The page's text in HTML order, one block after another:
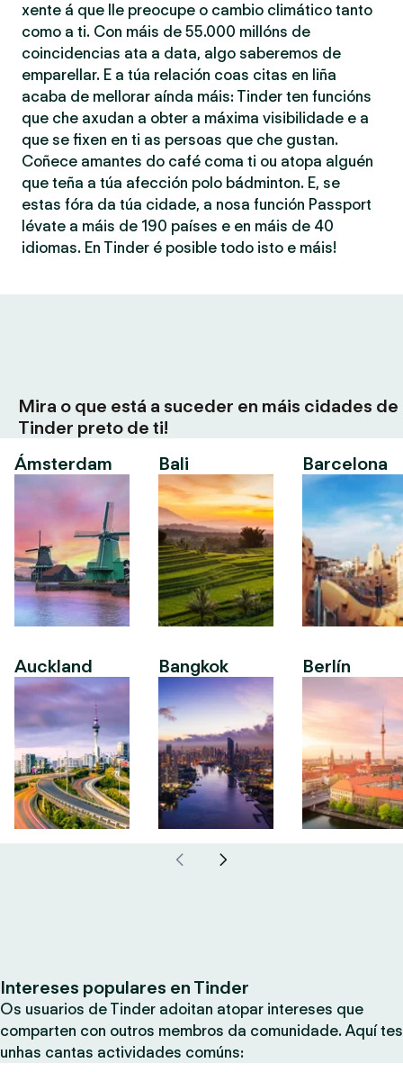
xente á que lle preocupe o cambio climático tanto
como a ti. Con máis de 55.000 millóns de
coincidencias ata a data, algo saberemos de
emparellar. E a túa relación coas citas en liña
acaba de mellorar aínda máis: Tinder ten funcións
que che axudan a obter a máxima visibilidade e a
que se fixen en ti as persoas que che gustan.
Coñece amantes do café coma ti ou atopa alguén
que teña a túa afección polo bádminton. E, se
estas fóra da túa cidade, a nosa función Passport
lévate a máis de 190 países e en máis de 40
idiomas. En Tinder é posible todo isto e máis!
Mira o que está a suceder en máis cidades de
Tinder preto de ti!
Ámsterdam
Auckland
Bali
Bangkok
Barcelona
Berlín
Intereses populares en Tinder
Os usuarios de Tinder adoitan atopar intereses que
comparten con outros membros da comunidade. Aquí tes
unhas cantas actividades comúns: